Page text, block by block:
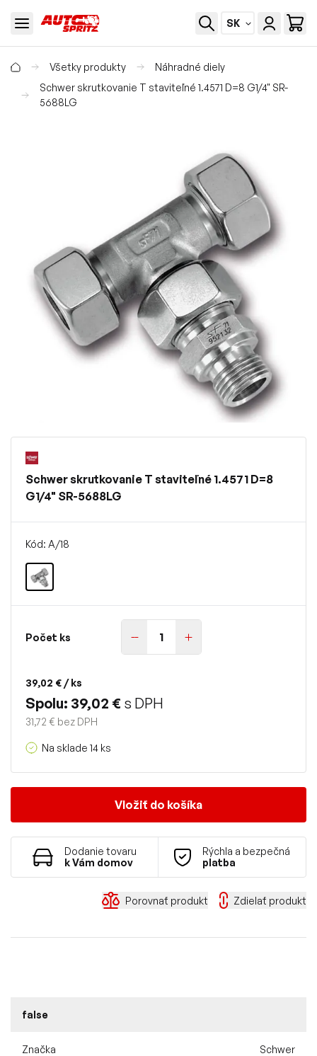
SK
Všetky produkty
Náhradné diely
Schwer skrutkovanie T staviteľné 1.4571 D=8 G1/4" SR-
5688LG
Schwer skrutkovanie T staviteľné 1.4571 D=8
G1/4" SR-5688LG
Kód: A/18
Počet ks
39,02 € / ks
Spolu: 39,02 € s DPH
31,72 € bez DPH
Na sklade 14 ks
Vložiť do košíka
Dodanie tovaru
k Vám domov
Rýchla a bezpečná
platba
Porovnať produkt Zdielať produkt
false
Značka Schwer